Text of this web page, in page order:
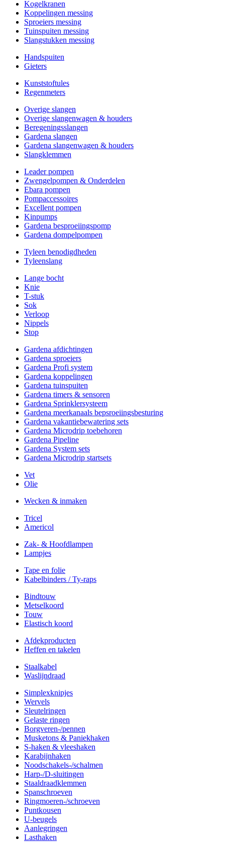
Kogelkranen
Koppelingen messing
Sproeiers messing
Tuinspuiten messing
Slangstukken messing
Handspuiten
Gieters
Kunststoftules
Regenmeters
Overige slangen
Overige slangenwagen & houders
Beregeningsslangen
Gardena slangen
Gardena slangenwagen & houders
Slangklemmen
Leader pompen
Zwengelpompen & Onderdelen
Ebara pompen
Pompaccessoires
Excellent pompen
Kinpumps
Gardena besproeiingspomp
Gardena dompelpompen
Tyleen benodigdheden
Tyleenslang
Lange bocht
Knie
T-stuk
Sok
Verloop
Nippels
Stop
Gardena afdichtingen
Gardena sproeiers
Gardena Profi system
Gardena koppelingen
Gardena tuinspuiten
Gardena timers & sensoren
Gardena Sprinklersysteem
Gardena meerkanaals bepsroeiingsbesturing
Gardena vakantiebewatering sets
Gardena Microdrip toebehoren
Gardena Pipeline
Gardena System sets
Gardena Microdrip startsets
Vet
Olie
Wecken & inmaken
Tricel
Americol
Zak- & Hoofdlampen
Lampjes
Tape en folie
Kabelbinders / Ty-raps
Bindtouw
Metselkoord
Touw
Elastisch koord
Afdekproducten
Heffen en takelen
Staalkabel
Waslijndraad
Simplexknipjes
Wervels
Sleutelringen
Gelaste ringen
Borgveren-/pennen
Musketons & Paniekhaken
S-haken & vleeshaken
Karabijnhaken
Noodschakels-/schalmen
Harp-/D-sluitingen
Staaldraadklemmen
Spanschroeven
Ringmoeren-/schroeven
Puntkousen
U-beugels
Aanlegringen
Lasthaken